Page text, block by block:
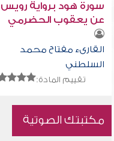
سورة هود برواية رويس
عن يعقوب الحضرمي
القارىء مفتاح محمد
السلطني
تقييم المادة:
مكتبتك الصوتية